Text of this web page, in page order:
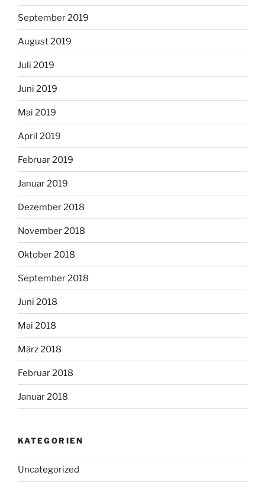
September 2019
August 2019
Juli 2019
Juni 2019
Mai 2019
April 2019
Februar 2019
Januar 2019
Dezember 2018
November 2018
Oktober 2018
September 2018
Juni 2018
Mai 2018
März 2018
Februar 2018
Januar 2018
KATEGORIEN
Uncategorized